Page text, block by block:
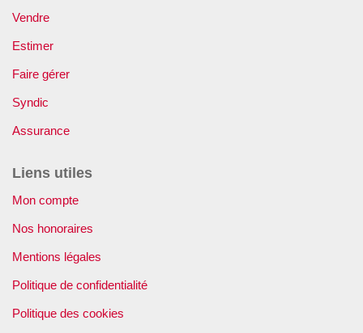
Vendre
Estimer
Faire gérer
Syndic
Assurance
Liens utiles
Mon compte
Nos honoraires
Mentions légales
Politique de confidentialité
Politique des cookies